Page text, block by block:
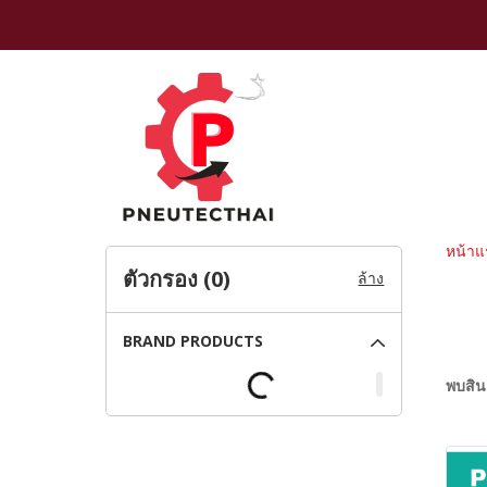
หน้าแ
พบสิ
ตัวกรอง (0) ล้าง
BRAND PRODUCTS